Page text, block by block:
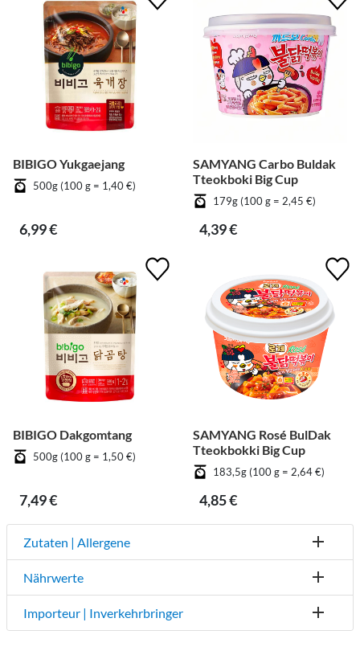
BIBIGO Yukgaejang
500g (100 g = 1,40 €)
6,99 €
SAMYANG Carbo Buldak
Tteokboki Big Cup
179g (100 g = 2,45 €)
4,39 €
BIBIGO Dakgomtang
500g (100 g = 1,50 €)
7,49 €
SAMYANG Rosé BulDak
Tteokbokki Big Cup
183,5g (100 g = 2,64 €)
4,85 €
Zutaten | Allergene
Nährwerte
Importeur | Inverkehrbringer